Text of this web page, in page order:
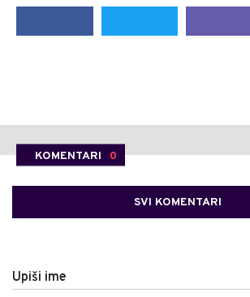
KOMENTARI 0
SVI KOMENTARI
Upiši ime